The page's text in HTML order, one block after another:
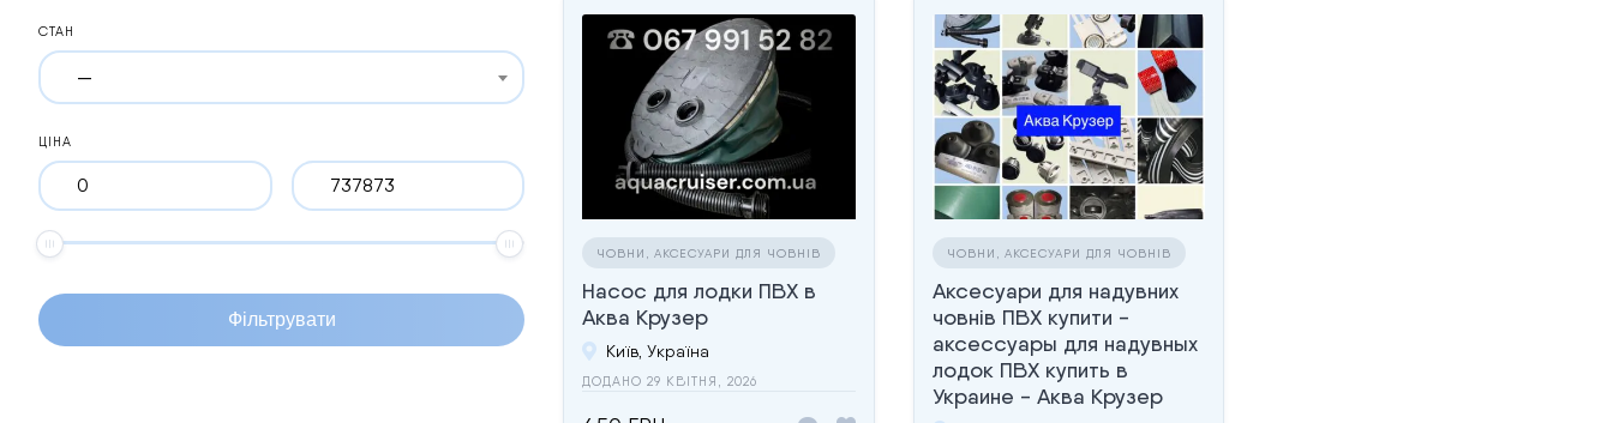
СТАН
—
ЦІНА
Фільтрувати
ЧОВНИ, АКСЕСУАРИ ДЛЯ ЧОВНІВ
Насос для лодки ПВХ в
Аква Крузер
Київ, Україна
ДОДАНО 29 КВІТНЯ, 2026
ЧОВНИ, АКСЕСУАРИ ДЛЯ ЧОВНІВ
Аксесуари для надувних
човнів ПВХ купити -
аксессуары для надувных
лодок ПВХ купить в
Украине - Аква Крузер